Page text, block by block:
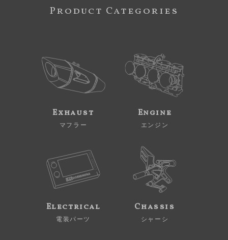
Product Categories
Exhaust
マフラー
Engine
エンジン
Electrical
電装パーツ
Chassis
シャーシ